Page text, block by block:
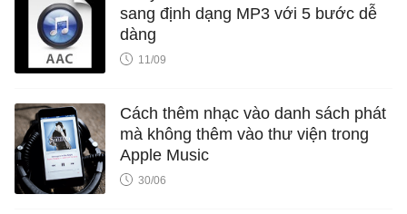
sang định dạng MP3 với 5 bước dễ
dàng
11/09
Cách thêm nhạc vào danh sách phát
mà không thêm vào thư viện trong
Apple Music
30/06